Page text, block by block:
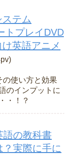
テム
トプレイDVD
英語アニメ
の使い方と効果
のインプットに
・！？
語の教科書
？実際に手に